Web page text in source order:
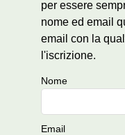
per essere
nome ed email
email con la
l'iscrizione.
Nome
Email